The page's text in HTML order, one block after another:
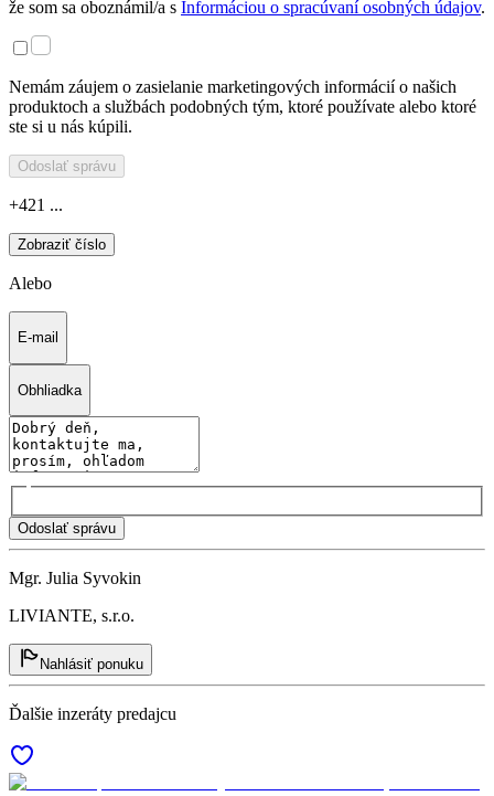
že som sa oboznámil/a s Informáciou o spracúvaní osobných údajov.
Nemám záujem o zasielanie marketingových informácií o našich
produktoch a službách podobných tým, ktoré používate alebo ktoré
ste si u nás kúpili.
Odoslať správu
+421 ...
Zobraziť číslo
Alebo
E-mail
Obhliadka
Odoslať správu
Mgr. Julia Syvokin
LIVIANTE, s.r.o.
Nahlásiť ponuku
Ďalšie inzeráty predajcu